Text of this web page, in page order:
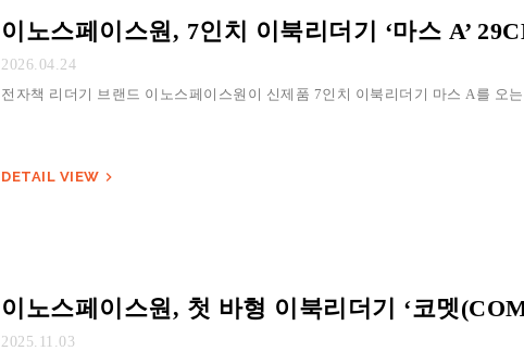
이노스페이스원, 7인치 이북리더기 ‘마스 A’
2026.04.24
전자책 리더기 브랜드 이노스페이스원이 신제품 7인치 이북리더기 마스 A를
DETAIL VIEW 
이노스페이스원, 첫 바형 이북리더기 ‘코멧
2025.11.03